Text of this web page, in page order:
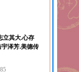
立其大.心存
泽芳.美德传